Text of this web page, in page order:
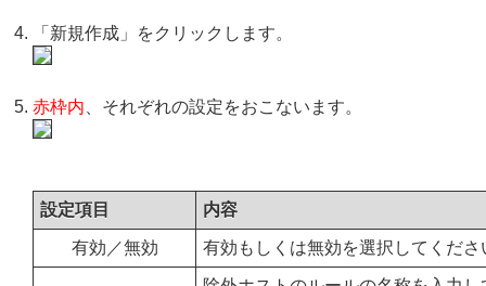
「新規作成」をクリックします。
赤枠内 、それぞれの設定をおこないます。
設定項目 内容
有効／無効 有効もしくは無効を選択してくださ